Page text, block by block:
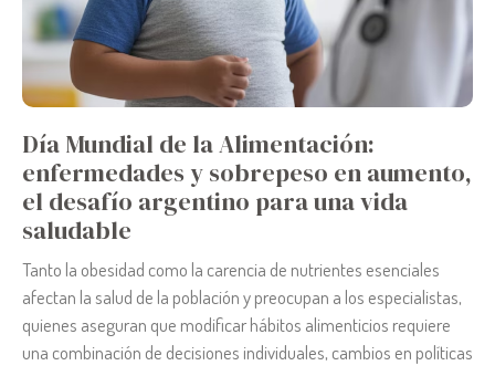
Día Mundial de la Alimentación:
enfermedades y sobrepeso en aumento,
el desafío argentino para una vida
saludable
Tanto la obesidad como la carencia de nutrientes esenciales
afectan la salud de la población y preocupan a los especialistas,
quienes aseguran que modificar hábitos alimenticios requiere
una combinación de decisiones individuales, cambios en políticas